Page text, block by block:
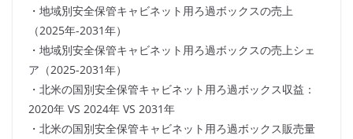
・地域別安全保管キャビネット用ろ過ボックスの売上
（2025年-2031年）
・地域別安全保管キャビネット用ろ過ボックスの売上シェ
ア（2025-2031年）
・北米の国別安全保管キャビネット用ろ過ボックス収益：
2020年 VS 2024年 VS 2031年
・北米の国別安全保管キャビネット用ろ過ボックス販売量